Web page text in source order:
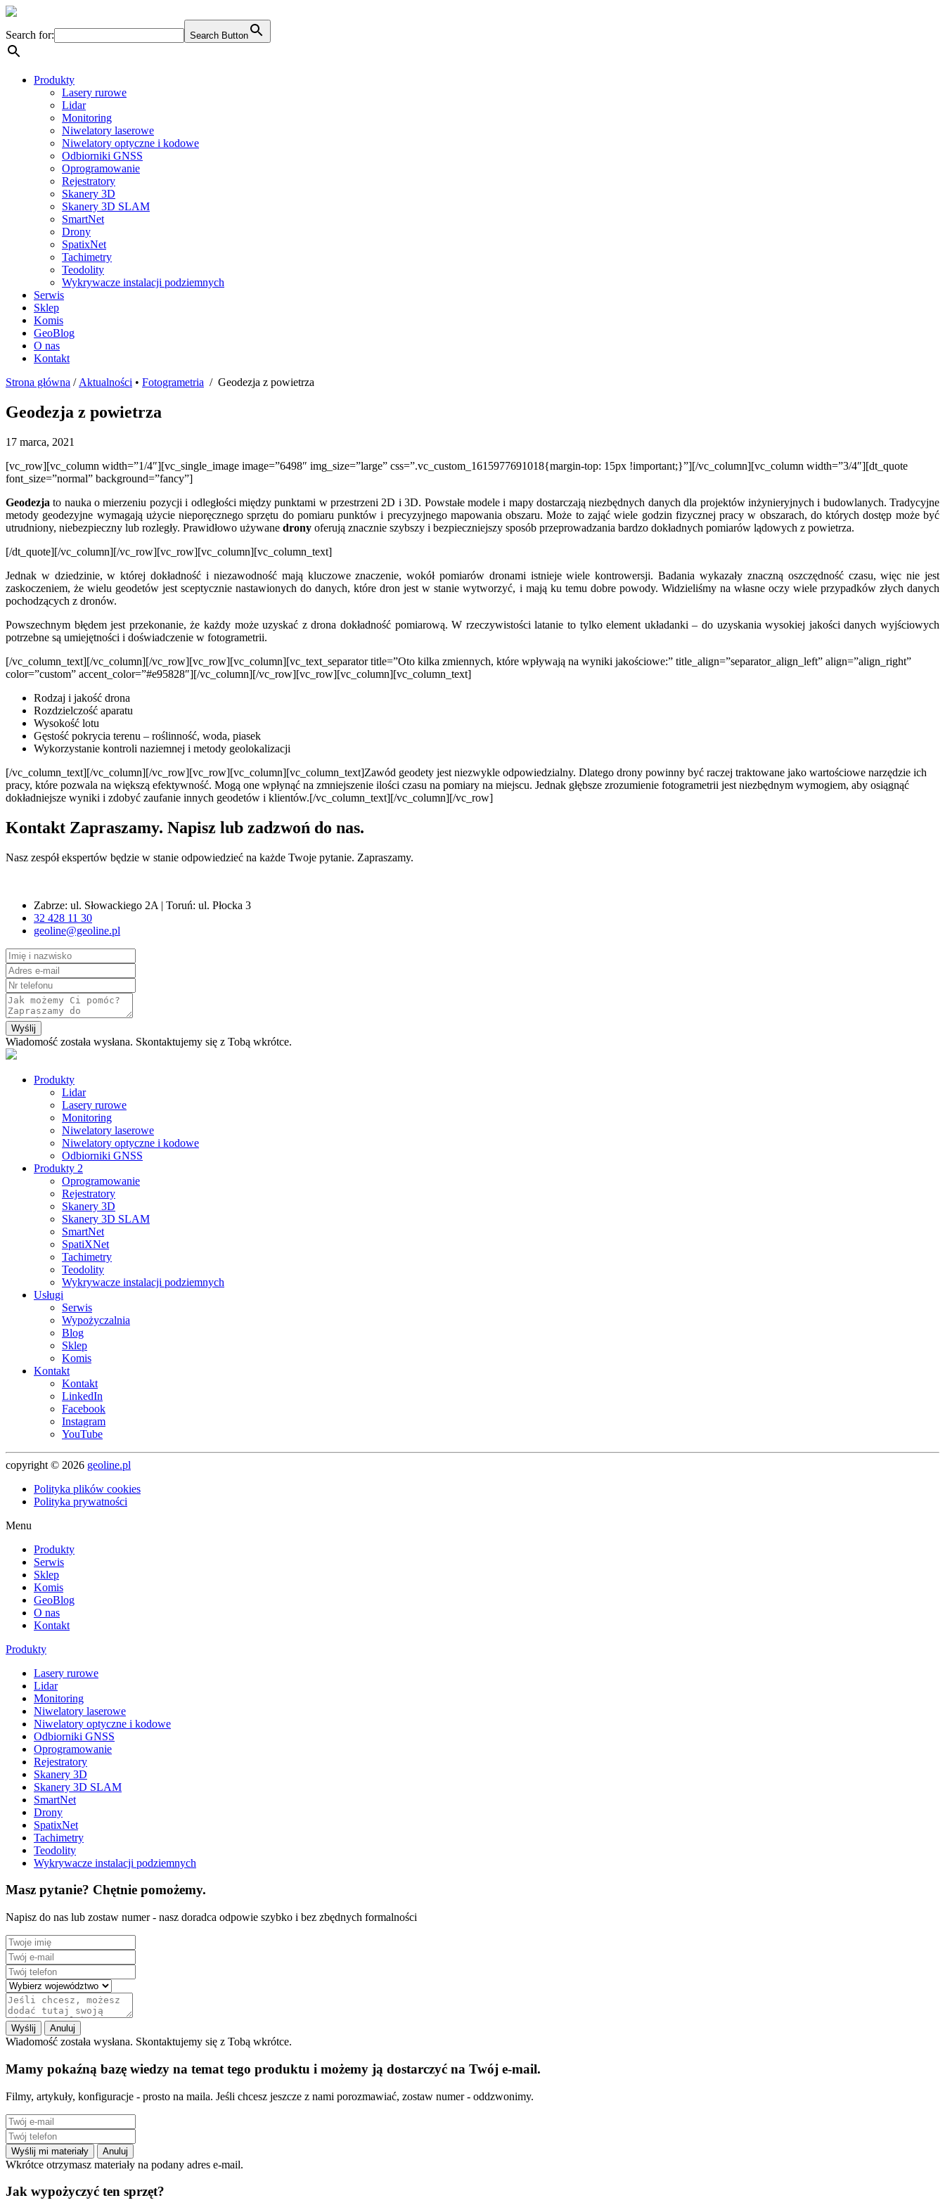
Skip
content
Search for: Search Button
Produkty
Lasery rurowe
Lidar
Monitoring
Niwelatory laserowe
Niwelatory optyczne i kodowe
Odbiorniki GNSS
Oprogramowanie
Rejestratory
Skanery 3D
Skanery 3D SLAM
SmartNet
Drony
SpatixNet
Tachimetry
Teodolity
Wykrywacze instalacji podziemnych
Serwis
Sklep
Komis
GeoBlog
O nas
Kontakt
Strona główna / Aktualności • Fotogrametria / Geodezja z powietrza
Geodezja z powietrza
17 marca, 2021
[vc_row][vc_column width=”1/4″][vc_single_image image=”6498″ img_size=”large” css=”.vc_custom_1615977691018{margin-top: 15px !important;}”][/vc_column][vc_column width=”3/4″][dt_quote
font_size=”normal” background=”fancy”]
Geodezja to nauka o mierzeniu pozycji i odległości między punktami w przestrzeni 2D i 3D. Powstałe modele i mapy dostarczają niezbędnych danych dla projektów inżynieryjnych i budowlanych. Tradycyjne
metody geodezyjne wymagają użycie nieporęcznego sprzętu do pomiaru punktów i precyzyjnego mapowania obszaru. Może to zająć wiele godzin fizycznej pracy w obszarach, do których dostęp może być
utrudniony, niebezpieczny lub rozległy. Prawidłowo używane drony oferują znacznie szybszy i bezpieczniejszy sposób przeprowadzania bardzo dokładnych pomiarów lądowych z powietrza.
[/dt_quote][/vc_column][/vc_row][vc_row][vc_column][vc_column_text]
Jednak w dziedzinie, w której dokładność i niezawodność mają kluczowe znaczenie, wokół pomiarów dronami istnieje wiele kontrowersji. Badania wykazały znaczną oszczędność czasu, więc nie jest
zaskoczeniem, że wielu geodetów jest sceptycznie nastawionych do danych, które dron jest w stanie wytworzyć, i mają ku temu dobre powody. Widzieliśmy na własne oczy wiele przypadków złych danych
pochodzących z dronów.
Powszechnym błędem jest przekonanie, że każdy może uzyskać z drona dokładność pomiarową. W rzeczywistości latanie to tylko element układanki – do uzyskania wysokiej jakości danych wyjściowych
potrzebne są umiejętności i doświadczenie w fotogrametrii.
[/vc_column_text][/vc_column][/vc_row][vc_row][vc_column][vc_text_separator title=”Oto kilka zmiennych, które wpływają na wyniki jakościowe:” title_align=”separator_align_left” align=”align_right”
color=”custom” accent_color=”#e95828″][/vc_column][/vc_row][vc_row][vc_column][vc_column_text]
Rodzaj i jakość drona
Rozdzielczość aparatu
Wysokość lotu
Gęstość pokrycia terenu – roślinność, woda, piasek
Wykorzystanie kontroli naziemnej i metody geolokalizacji
[/vc_column_text][/vc_column][/vc_row][vc_row][vc_column][vc_column_text]Zawód geodety jest niezwykle odpowiedzialny. Dlatego drony powinny być raczej traktowane jako wartościowe narzędzie ich
pracy, które pozwala na większą efektywność. Mogą one wpłynąć na zmniejszenie ilości czasu na pomiary na miejscu. Jednak głębsze zrozumienie fotogrametrii jest niezbędnym wymogiem, aby osiągnąć
dokładniejsze wyniki i zdobyć zaufanie innych geodetów i klientów.[/vc_column_text][/vc_column][/vc_row]
Kontakt Zapraszamy. Napisz lub zadzwoń do nas.
Nasz zespół ekspertów będzie w stanie odpowiedzieć na każde Twoje pytanie. Zapraszamy.
Zabrze: ul. Słowackiego 2A | Toruń: ul. Płocka 3
32 428 11 30
geoline@geoline.pl
Wyślij
Wiadomość została wysłana. Skontaktujemy się z Tobą wkrótce.
Produkty
Lidar
Lasery rurowe
Monitoring
Niwelatory laserowe
Niwelatory optyczne i kodowe
Odbiorniki GNSS
Produkty 2
Oprogramowanie
Rejestratory
Skanery 3D
Skanery 3D SLAM
SmartNet
SpatiXNet
Tachimetry
Teodolity
Wykrywacze instalacji podziemnych
Usługi
Serwis
Wypożyczalnia
Blog
Sklep
Komis
Kontakt
Kontakt
LinkedIn
Facebook
Instagram
YouTube
copyright © 2026 geoline.pl
Polityka plików cookies
Polityka prywatności
Menu
Produkty
Serwis
Sklep
Komis
GeoBlog
O nas
Kontakt
Produkty
Lasery rurowe
Lidar
Monitoring
Niwelatory laserowe
Niwelatory optyczne i kodowe
Odbiorniki GNSS
Oprogramowanie
Rejestratory
Skanery 3D
Skanery 3D SLAM
SmartNet
Drony
SpatixNet
Tachimetry
Teodolity
Wykrywacze instalacji podziemnych
Masz pytanie? Chętnie pomożemy.
Napisz do nas lub zostaw numer - nasz doradca odpowie szybko i bez zbędnych formalności
Wyślij Anuluj
Wiadomość została wysłana. Skontaktujemy się z Tobą wkrótce.
Mamy pokaźną bazę wiedzy na temat tego produktu i możemy ją dostarczyć na Twój e-mail.
Filmy, artykuły, konfiguracje - prosto na maila. Jeśli chcesz jeszcze z nami porozmawiać, zostaw numer - oddzwonimy.
Wyślij mi materiały Anuluj
Wkrótce otrzymasz materiały na podany adres e-mail.
Jak wypożyczyć ten sprzęt?